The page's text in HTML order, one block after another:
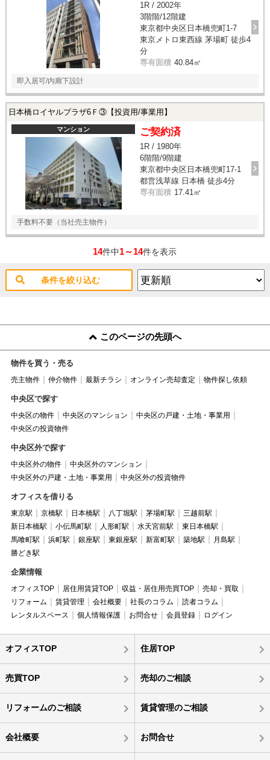
1R / 2002年
3階階/12階建
東京都中央区日本橋兜町1-7
東京メトロ東西線 茅場町 徒歩4
分
専有面積 40.84㎡
即入居可/内廊下設計
日本橋ロイヤルプラザ6Ｆ③【投資用/事業用】
マンション ご契約済
1R / 1980年
6階階/9階建
東京都中央区日本橋兜町17-1
都営浅草線 日本橋 徒歩4分
専有面積 17.41㎡
手数料不要（当社売主物件）
14件中1～14件を表示
条件を絞り込む
このページの先頭へ
物件を買う・売る
売主物件 仲介物件 最新チラシ オンライン売却査定 物件探し依頼
中央区で探す
中央区の物件 中央区のマンション
中央区の戸建・土地・事業用
中央区の投資物件
中央区外で探す
中央区外の物件
中央区外のマンション
中央区外の戸建・土地・事業用
中央区外の投資物件
オフィスを借りる
東京駅 京橋駅 日本橋駅 八丁堀駅 茅場町駅
三越前駅
新日本橋駅
小伝馬町駅 人形町駅 水天宮前駅
東日本橋駅
馬喰町駅
浜町駅 銀座駅 東銀座駅 新富町駅 築地駅
月島駅
勝どき駅
企業情報
オフィスTOP 居住用賃貸TOP 収益・居住用売買TOP
売却・買取
リフォーム
賃貸管理 会社概要 社長のコラム
読者コラム
レンタルスペース
個人情報保護 お問合せ 会員登録 ログイン
オフィスTOP 住居TOP
売買TOP 売却のご相談
リフォームのご相談 賃貸管理のご相談
会社概要 お問合せ